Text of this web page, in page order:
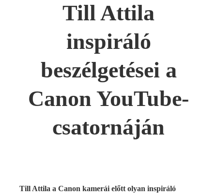
Till Attila
inspiráló
beszélgetései a
Canon YouTube-
csatornáján
Till Attila a Canon kamerái előtt olyan inspiráló